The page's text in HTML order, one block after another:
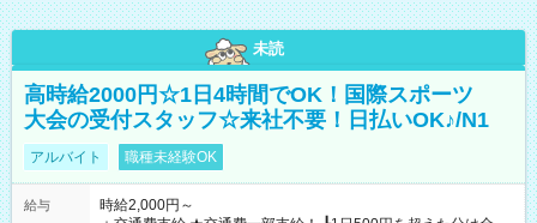
未読
高時給2000円☆1日4時間でOK！国際スポーツ
大会の受付スタッフ☆来社不要！日払いOK♪/N1
アルバイト 職種未経験OK
給与
時給2,000円～